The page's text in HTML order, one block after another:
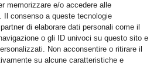
memorizzare e/o accedere alle
Il consenso a queste tecnologie
di elaborare dati personali come il
o gli ID univoci su questo sito e
Non acconsentire o ritirare il
su alcune caratteristiche e